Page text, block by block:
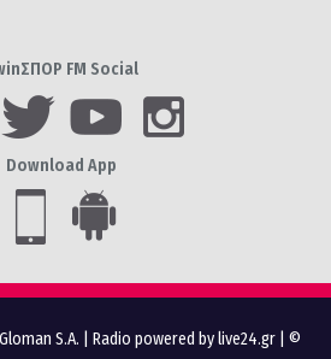
FM Social
Download App
S.A. Radio powered by live24.gr | ©